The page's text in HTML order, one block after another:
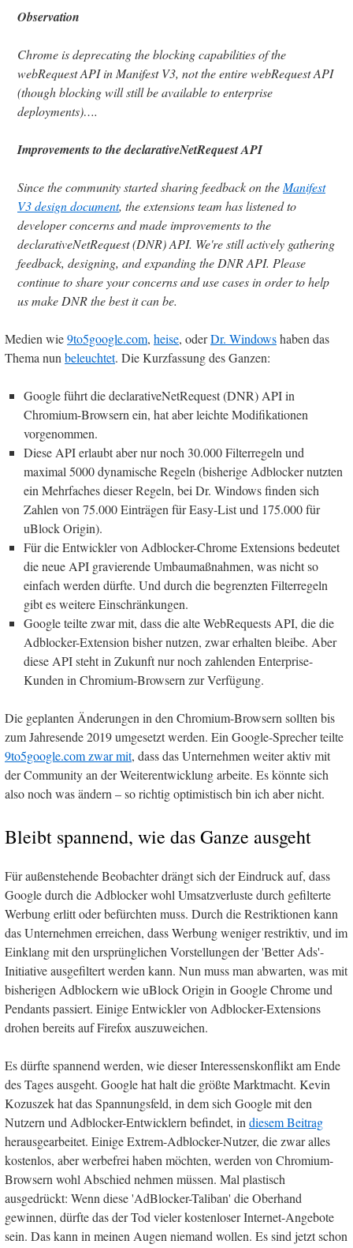
Observation
Chrome is deprecating the blocking capabilities of the
webRequest API in Manifest V3, not the entire webRequest API
(though blocking will still be available to enterprise
deployments)….
Improvements to the declarativeNetRequest API
Since the community started sharing feedback on theManifest
V3 design document, the extensions team has listened to
developer concerns and made improvements to the
declarativeNetRequest (DNR) API. We're still actively gathering
feedback, designing, and expanding the DNR API. Please
continue to share your concerns and use cases in order to help
us make DNR the best it can be.
Medien wie9to5google.com, heise, oderDr. Windowshaben das
Thema nunbeleuchtet. Die Kurzfassung des Ganzen:
Google führt die declarativeNetRequest (DNR) API in
Chromium-Browsern ein, hat aber leichte Modifikationen
vorgenommen.
Diese API erlaubt aber nur noch 30.000 Filterregeln und
maximal 5000 dynamische Regeln (bisherige Adblocker nutzten
ein Mehrfaches dieser Regeln, bei Dr. Windows finden sich
Zahlen von 75.000 Einträgen für Easy-List und 175.000 für
uBlock Origin).
Für die Entwickler von Adblocker-Chrome Extensions bedeutet
die neue API gravierende Umbaumaßnahmen, was nicht so
einfach werden dürfte. Und durch die begrenzten Filterregeln
gibt es weitere Einschränkungen.
Google teilte zwar mit, dass die alte WebRequests API, die die
Adblocker-Extension bisher nutzen, zwar erhalten bleibe. Aber
diese API steht in Zukunft nur noch zahlenden Enterprise-
Kunden in Chromium-Browsern zur Verfügung.
Die geplanten Änderungen in den Chromium-Browsern sollten bis
zum Jahresende 2019 umgesetzt werden. Ein Google-Sprecher teilte
9to5google.com zwar mit, dass das Unternehmen weiter aktiv mit
der Community an der Weiterentwicklung arbeite. Es könnte sich
also noch was ändern – so richtig optimistisch bin ich aber nicht.
Bleibt spannend, wie das Ganze ausgeht
Für außenstehende Beobachter drängt sich der Eindruck auf, dass
Google durch die Adblocker wohl Umsatzverluste durch gefilterte
Werbung erlitt oder befürchten muss. Durch die Restriktionen kann
das Unternehmen erreichen, dass Werbung weniger restriktiv, und im
Einklang mit den ursprünglichen Vorstellungen der 'Better Ads'-
Initiative ausgefiltert werden kann. Nun muss man abwarten, was mit
bisherigen Adblockern wie uBlock Origin in Google Chrome und
Pendants passiert. Einige Entwickler von Adblocker-Extensions
drohen bereits auf Firefox auszuweichen.
Es dürfte spannend werden, wie dieser Interessenskonflikt am Ende
des Tages ausgeht. Google hat halt die größte Marktmacht. Kevin
Kozuszek hat das Spannungsfeld, in dem sich Google mit den
Nutzern und Adblocker-Entwicklern befindet, indiesem Beitrag
herausgearbeitet. Einige Extrem-Adblocker-Nutzer, die zwar alles
kostenlos, aber werbefrei haben möchten, werden von Chromium-
Browsern wohl Abschied nehmen müssen. Mal plastisch
ausgedrückt: Wenn diese 'AdBlocker-Taliban' die Oberhand
gewinnen, dürfte das der Tod vieler kostenloser Internet-Angebote
sein. Das kann in meinen Augen niemand wollen. Es sind jetzt schon